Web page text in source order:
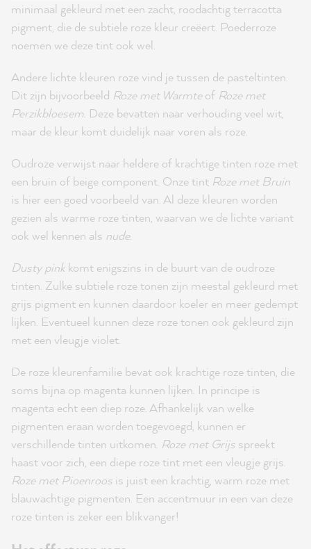
minimaal gekleurd met een zacht, roodachtig terracotta
pigment, die de subtiele roze kleur creëert. Poederroze
noemen we deze tint ook wel.
Andere lichte kleuren roze vind je tussen de pasteltinten.
Dit zijn bijvoorbeeld Roze met Warmteof Roze met
Perzikbloesem. Deze bevatten naar verhouding veel wit,
maar de kleur komt duidelijk naar voren als roze.
Oudroze verwijst naar heldere of krachtige tinten roze met
een bruin of beige component. Onze tint Roze met Bruin
is hier een goed voorbeeld van. Al deze kleuren worden
gezien als warme roze tinten, waarvan we de lichte variant
ook wel kennen als nude.
Dusty pink komt enigszins in de buurt van de oudroze
tinten. Zulke subtiele roze tonen zijn meestal gekleurd met
grijs pigment en kunnen daardoor koeler en meer gedempt
lijken. Eventueel kunnen deze roze tonen ook gekleurd zijn
met een vleugje violet.
De roze kleurenfamilie bevat ook krachtige roze tinten, die
soms bijna op magenta kunnen lijken. In principe is
magenta echt een diep roze. Afhankelijk van welke
pigmenten eraan worden toegevoegd, kunnen er
verschillende tinten uitkomen. Roze met Grijs spreekt
haast voor zich, een diepe roze tint met een vleugje grijs.
Roze met Pioenroos is juist een krachtig, warm roze met
blauwachtige pigmenten. Een accentmuur in een van deze
roze tinten is zeker een blikvanger!